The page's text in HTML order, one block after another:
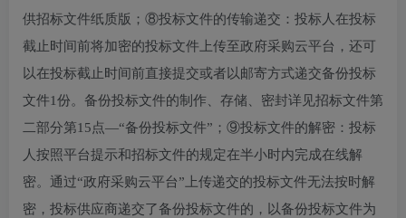
供招标文件纸质版；⑧投标文件的传输递交：投标人在投标
截止时间前将加密的投标文件上传至政府采购云平台，还可
以在投标截止时间前直接提交或者以邮寄方式递交备份投标
文件1份。备份投标文件的制作、存储、密封详见招标文件第
二部分第15点—“备份投标文件”；⑨投标文件的解密：投标
人按照平台提示和招标文件的规定在半小时内完成在线解
密。通过“政府采购云平台”上传递交的投标文件无法按时解
密，投标供应商递交了备份投标文件的，以备份投标文件为